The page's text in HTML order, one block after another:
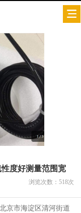
性度好测量范围宽
浏览次数： 518次
北京市海淀区清河街道